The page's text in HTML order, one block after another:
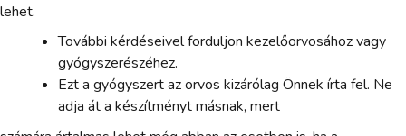
lehet.
További kérdéseivel forduljon kezelőorvosához vagy
gyógyszerészéhez.
Ezt a gyógyszert az orvos kizárólag Önnek írta fel. Ne
adja át a készítményt másnak, mert